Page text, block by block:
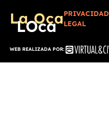
PRIVACIDAD
LEGAL
WEB REALIZADA POR: